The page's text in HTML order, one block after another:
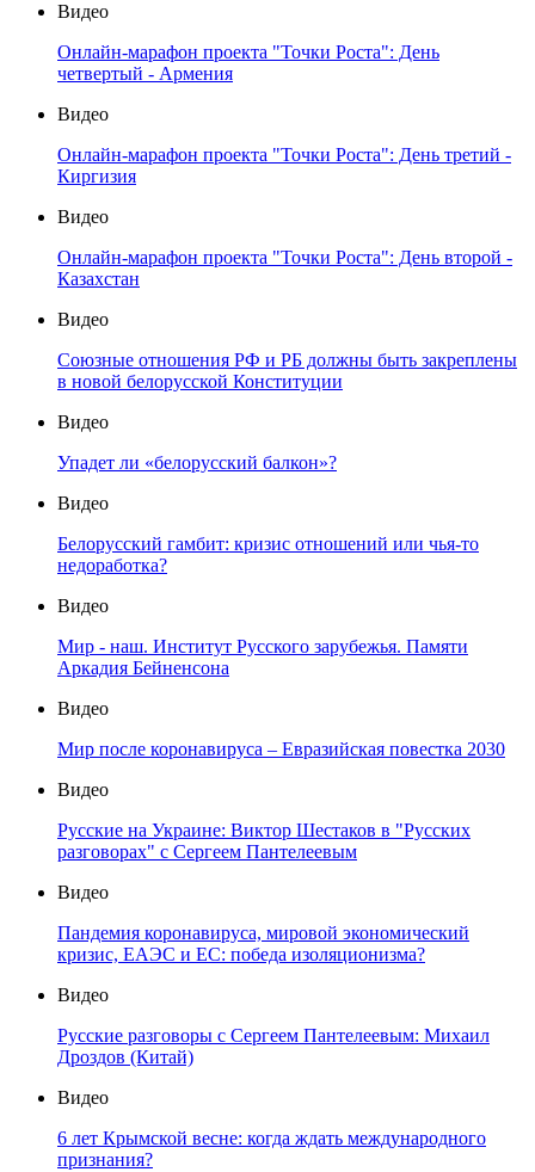
Видео
Онлайн-марафон проекта "Точки Роста": День
четвертый - Армения
Видео
Онлайн-марафон проекта "Точки Роста": День третий -
Киргизия
Видео
Онлайн-марафон проекта "Точки Роста": День второй -
Казахстан
Видео
Союзные отношения РФ и РБ должны быть закреплены
в новой белорусской Конституции
Видео
Упадет ли «белорусский балкон»?
Видео
Белорусский гамбит: кризис отношений или чья-то
недоработка?
Видео
Мир - наш. Институт Русского зарубежья. Памяти
Аркадия Бейненсона
Видео
Мир после коронавируса – Евразийская повестка 2030
Видео
Русские на Украине: Виктор Шестаков в "Русских
разговорах" с Сергеем Пантелеевым
Видео
Пандемия коронавируса, мировой экономический
кризис, ЕАЭС и ЕС: победа изоляционизма?
Видео
Русские разговоры с Сергеем Пантелеевым: Михаил
Дроздов (Китай)
Видео
6 лет Крымской весне: когда ждать международного
признания?